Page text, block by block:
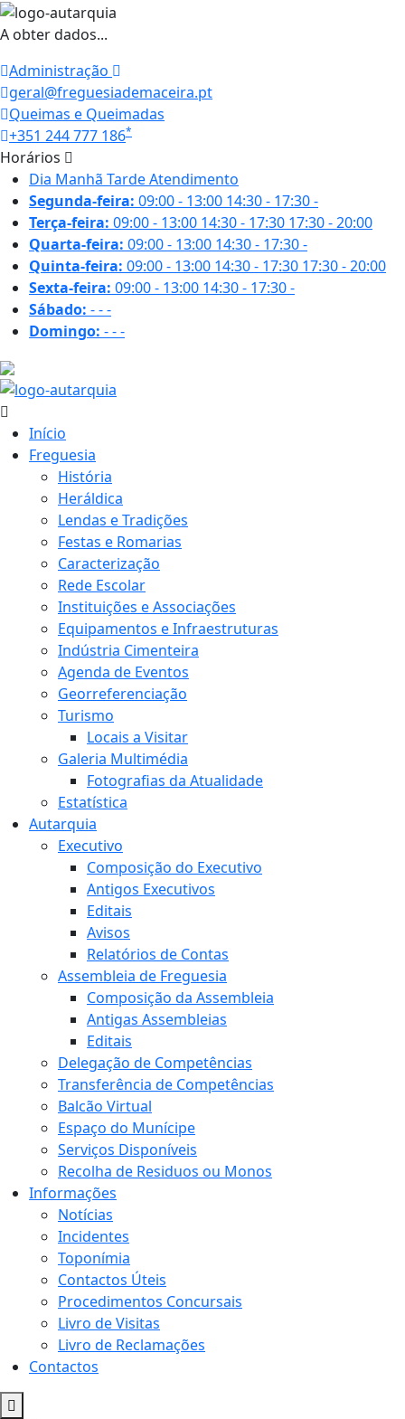
A obter dados...
Administração
geral@freguesiademaceira.pt
Queimas e Queimadas
+351 244 777 186*
Horários
Dia Manhã TardeAtendimento
Segunda-feira: 09:00 - 13:00 14:30 - 17:30-
Terça-feira: 09:00 - 13:00 14:30 - 17:30 17:30 - 20:00
Quarta-feira: 09:00 - 13:00 14:30 - 17:30-
Quinta-feira: 09:00 - 13:00 14:30 - 17:30 17:30 - 20:00
Sexta-feira: 09:00 - 13:00 14:30 - 17:30-
Sábado: ---
Domingo: ---
Início
Freguesia
História
Heráldica
Lendas e Tradições
Festas e Romarias
Caracterização
Rede Escolar
Instituições e Associações
Equipamentos e Infraestruturas
Indústria Cimenteira
Agenda de Eventos
Georreferenciação
Turismo
Locais a Visitar
Galeria Multimédia
Fotografias da Atualidade
Estatística
Autarquia
Executivo
Composição do Executivo
Antigos Executivos
Editais
Avisos
Relatórios de Contas
Assembleia de Freguesia
Composição da Assembleia
Antigas Assembleias
Editais
Delegação de Competências
Transferência de Competências
Balcão Virtual
Espaço do Munícipe
Serviços Disponíveis
Recolha de Residuos ou Monos
Informações
Notícias
Incidentes
Toponímia
Contactos Úteis
Procedimentos Concursais
Livro de Visitas
Livro de Reclamações
Contactos